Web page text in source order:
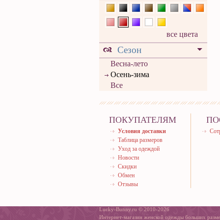
все цвета
Сезон
Весна-лето
Осень-зима
Все
ПОКУПАТЕЛЯМ
Условия доставки
Таблица размеров
Уход за одеждой
Новости
Скидки
Обмен
Отзывы
Lucky-Bunny.ru © 2010-2026
Интернет-магазин женской одежды больших